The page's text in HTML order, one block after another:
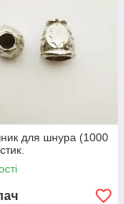
для шнура (1000